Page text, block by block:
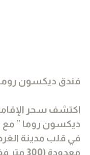
فندق ديكسون
اكتشف سحر
ديكسون روما ” مع
في قلب مدينة